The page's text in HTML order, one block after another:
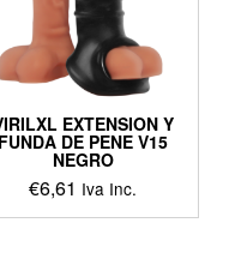
EXTENSION Y
FUNDA DE PENE V15
NEGRO
€6,61 Iva Inc.